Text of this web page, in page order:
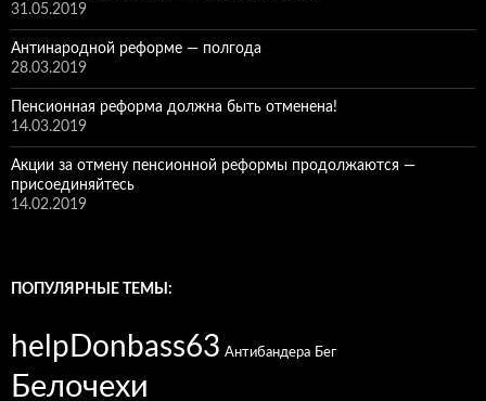
31.05.2019
Антинародной реформе — полгода
28.03.2019
Пенсионная реформа должна быть отменена!
14.03.2019
Акции за отмену пенсионной реформы продолжаются —
присоединяйтесь
14.02.2019
ПОПУЛЯРНЫЕ ТЕМЫ:
helpDonbass63 Антибандера Бег
Белочехи